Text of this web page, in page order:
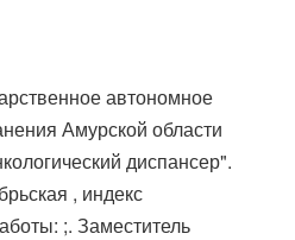
автономное
Амурской области
диспансер".
, индекс
;. Заместитель